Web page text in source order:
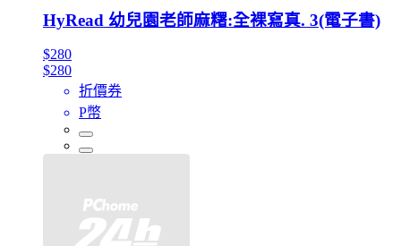
HyRead 幼兒園老師麻糬:全裸寫真. 3(電子書)
$280
$280
折價券
P幣